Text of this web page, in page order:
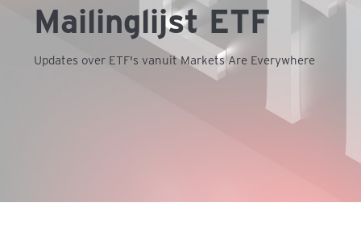
Mailinglijst ETF
Updates over ETF's vanuit Markets Are Everywhere